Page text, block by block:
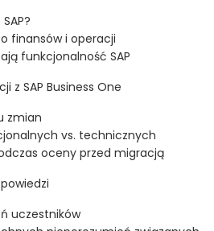
finansów i operacji
funkcjonalność SAP
z SAP Business One
zmian
vs. technicznych
oceny przed migracją
uczestników